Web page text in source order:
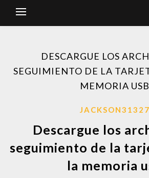
DESCARGUE LOS
SEGUIMIENTO DE LA
MEMORIA USB
JACKSON31327
Descargue los
seguimiento de la
la memoria